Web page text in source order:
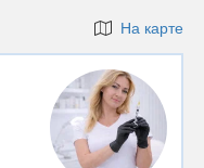
На карте